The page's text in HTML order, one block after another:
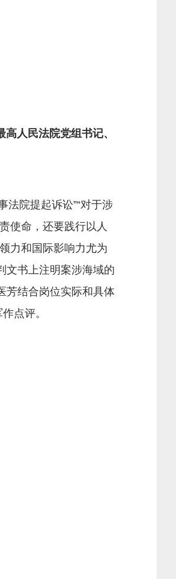
人民法院党组书记、
院提起诉讼”“对于涉
使命，还要践行以人
力和国际影响力尤为
文书上注明案涉海域的
芳结合岗位实际和具体
点评。